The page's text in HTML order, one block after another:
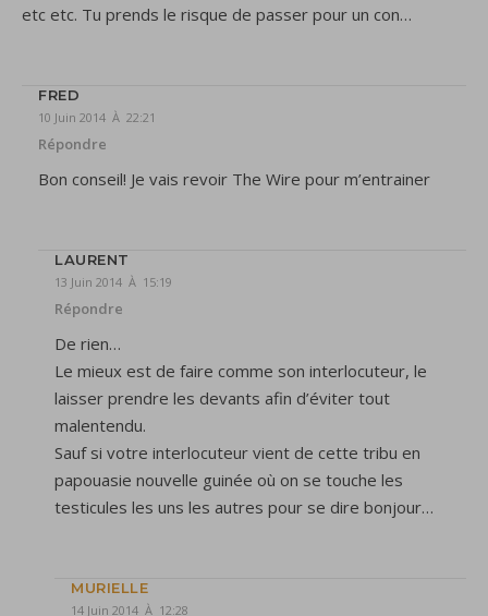
etc etc. Tu prends le risque de passer pour un con…
FRED
10 Juin 2014 À 22:21
Répondre
Bon conseil! Je vais revoir The Wire pour m’entrainer
LAURENT
13 Juin 2014 À 15:19
Répondre
De rien…
Le mieux est de faire comme son interlocuteur, le
laisser prendre les devants afin d’éviter tout
malentendu.
Sauf si votre interlocuteur vient de cette tribu en
papouasie nouvelle guinée où on se touche les
testicules les uns les autres pour se dire bonjour…
MURIELLE
14 Juin 2014 À 12:28